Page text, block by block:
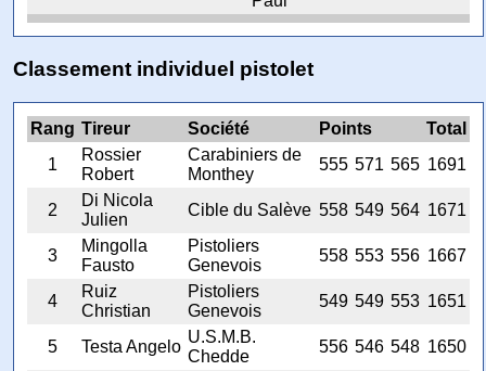
Classement individuel pistolet
Rang Tireur Société Points
Total
1
Rossier
Robert
Carabiniers de
Monthey
555 571 565 1691
2
Di Nicola
Julien
Cible du Salève 558 549 564 1671
3
Mingolla
Fausto
Pistoliers
Genevois
558 553 556 1667
4
Ruiz
Christian
Pistoliers
Genevois
549 549 553 1651
5 Testa Angelo
U.S.M.B.
Chedde
556 546 548 1650